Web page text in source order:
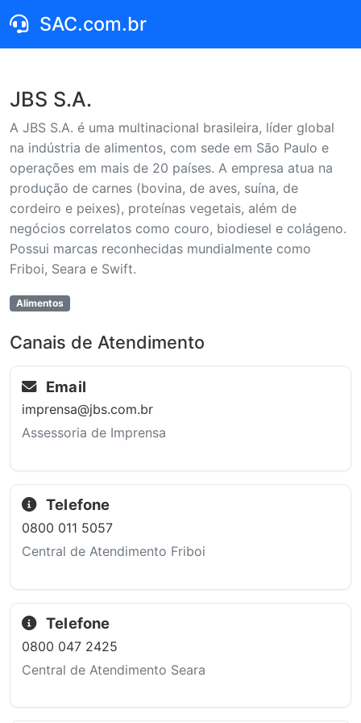
SAC.com.br
JBS S.A.
A JBS S.A. é uma multinacional brasileira, líder global
na indústria de alimentos, com sede em São Paulo e
operações em mais de 20 países. A empresa atua na
produção de carnes (bovina, de aves, suína, de
cordeiro e peixes), proteínas vegetais, além de
negócios correlatos como couro, biodiesel e colágeno.
Possui marcas reconhecidas mundialmente como
Friboi, Seara e Swift.
Alimentos
Canais de Atendimento
Email
imprensa@jbs.com.br
Assessoria de Imprensa
Telefone
0800 011 5057
Central de Atendimento Friboi
Telefone
0800 047 2425
Central de Atendimento Seara